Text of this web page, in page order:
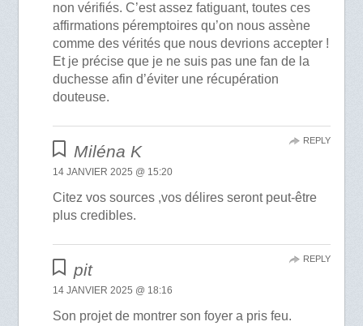
non vérifiés. C’est assez fatiguant, toutes ces
affirmations péremptoires qu’on nous assène
comme des vérités que nous devrions accepter !
Et je précise que je ne suis pas une fan de la
duchesse afin d’éviter une récupération
douteuse.
Miléna K
14 JANVIER 2025 @ 15:20
Citez vos sources ,vos délires seront peut-être
plus credibles.
REPLY
pit
14 JANVIER 2025 @ 18:16
Son projet de montrer son foyer a pris feu.
REPLY